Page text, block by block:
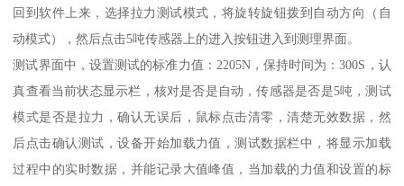
回到软件上来，选择拉力测试模式，将旋转旋钮拨到自动方向（自
动模式），然后点击5吨传感器上的进入按钮进入到测理界面。
测试界面中，设置测试的标准力值：2205N，保持时间为：300S，认
真查看当前状态显示栏，核对是否是自动，传感器是否是5吨，测试
模式是否是拉力，确认无误后，鼠标点击清零，清楚无效数据，然
后点击确认测试，设备开始加载力值，测试数据栏中，将显示加载
过程中的实时数据，并能记录大值峰值，当加载的力值和设置的标